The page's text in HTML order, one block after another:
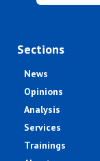
Sections
News
Opinions
Analysis
Services
Trainings